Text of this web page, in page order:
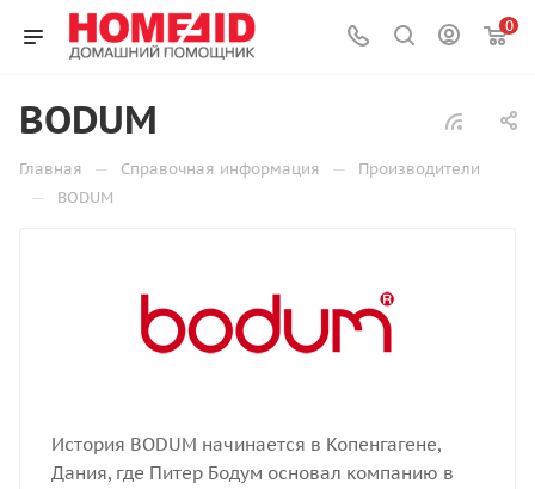
0
BODUM
Главная — Справочная информация — Производители
— BODUM
История BODUM начинается в Копенгагене,
Дания, где Питер Бодум основал компанию в